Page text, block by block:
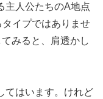
主人公たちのA地点
イプではありませ
みると、肩透かし
てはいます。けれど